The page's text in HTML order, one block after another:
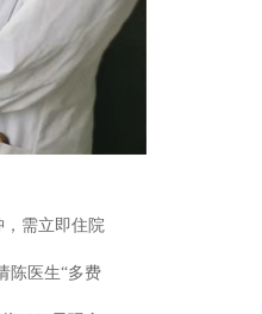
，需立即住院
陈医生“多费